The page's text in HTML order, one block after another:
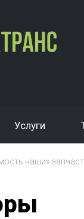
Услуги
наших